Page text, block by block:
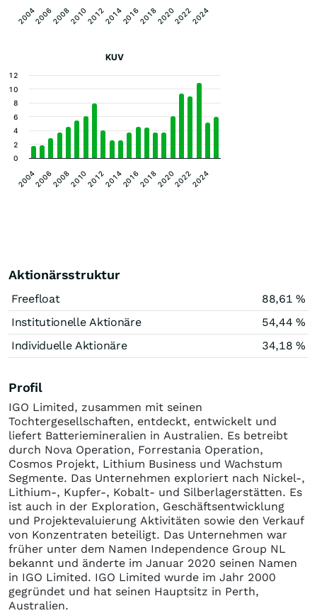
2004 2010 2016 2022
20062008 20122014 20182020 2024
KUV
2004 2010 2016 2022
20062008 20122014 20182020 2024
0
2
4
6
8
10
12
Aktionärsstruktur
Freefloat
88,61 %
Institutionelle Aktionäre
54,44 %
Individuelle Aktionäre
34,18 %
Profil
IGO Limited, zusammen mit seinen
Tochtergesellschaften, entdeckt, entwickelt und
liefert Batteriemineralien in Australien. Es betreibt
durch Nova Operation, Forrestania Operation,
Cosmos Projekt, Lithium Business und Wachstum
Segmente. Das Unternehmen exploriert nach Nickel-,
Lithium-, Kupfer-, Kobalt- und Silberlagerstätten. Es
ist auch in der Exploration, Geschäftsentwicklung
und Projektevaluierung Aktivitäten sowie den Verkauf
von Konzentraten beteiligt. Das Unternehmen war
früher unter dem Namen Independence Group NL
bekannt und änderte im Januar 2020 seinen Namen
in IGO Limited. IGO Limited wurde im Jahr 2000
gegründet und hat seinen Hauptsitz in Perth,
Australien.